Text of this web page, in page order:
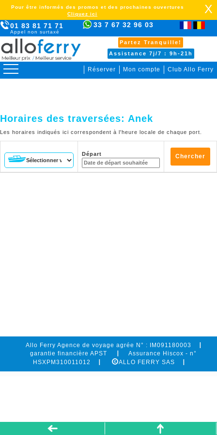
01 83 81 71 71
Appel non surtaxé
33 7 67 32 96 03
Partez Tranquille!
Assistance 7j/7 : 9h-21h
Réserver Mon compte Club Allo Ferry
Pour être informés des promos et des prochaines ouvertures
Cliquez ici
X
>
Horaires des traversées: Anek
Les horaires indiqués ici correspondent à l'heure locale de chaque port.
Départ
Allo Ferry Agence de voyage agrée N° : IM091180003
garantie financière APST
Assurance Hiscox - n°
HSXPM310011012
ALLO FERRY SAS